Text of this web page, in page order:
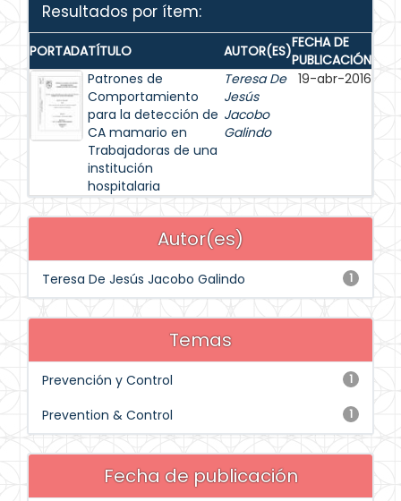
Resultados por ítem:
PORTADATÍTULO AUTOR(ES)FECHA DE
PUBLICACIÓN
Patrones de
Comportamiento
para la detección de
CA mamario en
Trabajadoras de una
institución
hospitalaria
Teresa De
Jesús
Jacobo
Galindo
19-abr-2016
Autor(es)
1
Teresa De Jesús Jacobo Galindo
Temas
1
Prevención y Control
1
Prevention & Control
Fecha de publicación